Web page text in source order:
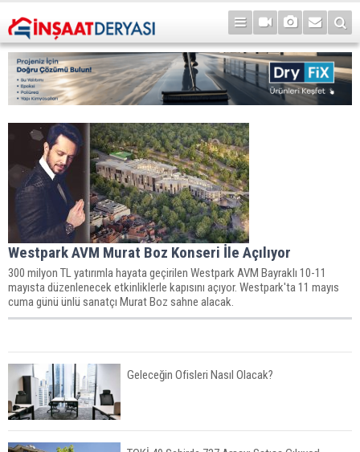
Westpark AVM Murat Boz Konseri İle Açılıyor
300 milyon TL yatırımla hayata geçirilen Westpark AVM Bayraklı 10-11
mayısta düzenlenecek etkinliklerle kapısını açıyor. Westpark'ta 11 mayıs
cuma günü ünlü sanatçı Murat Boz sahne alacak.
Geleceğin Ofisleri Nasıl Olacak?